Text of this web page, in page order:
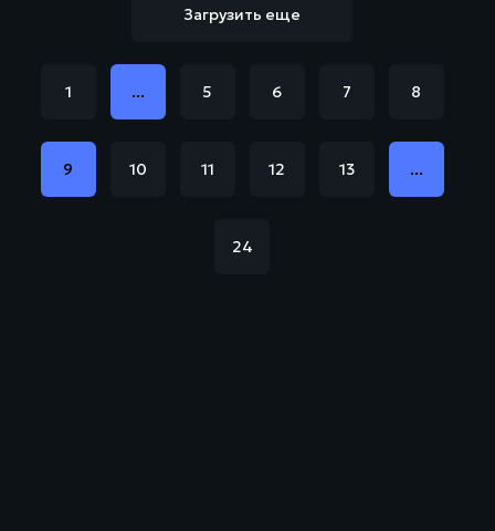
Загрузить еще
1 ... 5 6 7 8
9 10 11 12 13 ...
24